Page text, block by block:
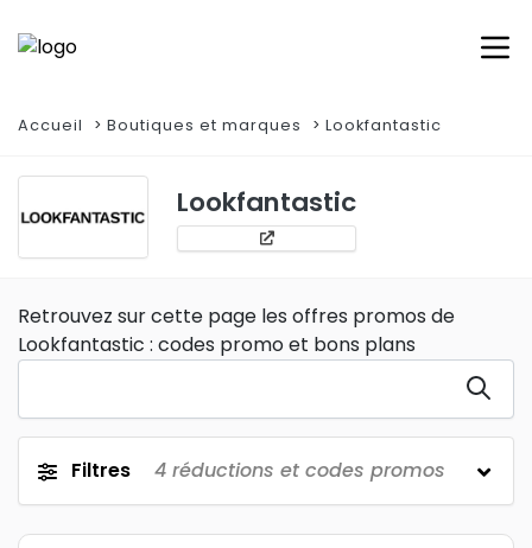
Accueil Boutiques et marques Lookfantastic
Lookfantastic
Retrouvez sur cette page les offres promos de
Lookfantastic : codes promo et bons plans
Filtres 4 réductions et codes promos